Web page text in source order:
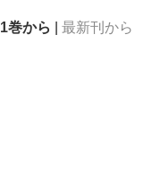
1巻から 最新刊から